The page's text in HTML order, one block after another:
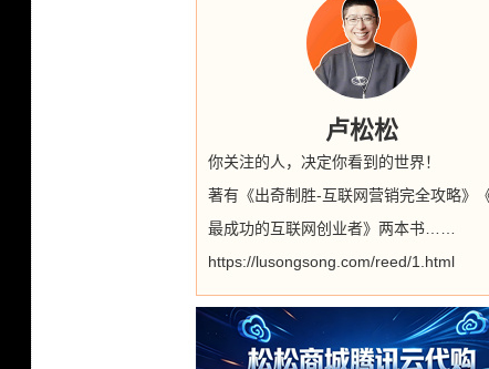
卢松松
你关注的人，决定你看到的世界！
著有《出奇制胜-互联网营销完全攻略》
最成功的互联网创业者》两本书……
https://lusongsong.com/reed/1.html